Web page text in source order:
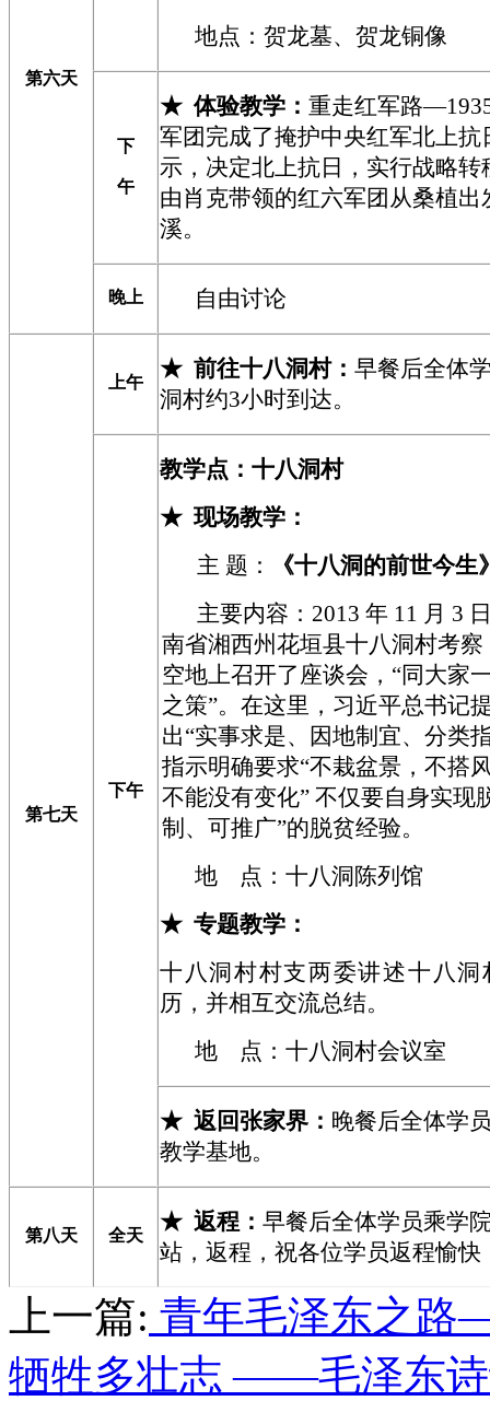
第六天
地点： 贺龙墓、贺龙铜像
下
午
★ 体验教学： 重走红军路—
军团完成了掩护中央红军北上
示，决定北上抗日，实行战略转
由肖克带领的红六军团从桑植出
溪。
晚上 自由讨论
第七天
上午
★ 前往十八洞村： 早餐后全体
洞村约3小时到达。
下午
教学点： 十八洞村
★ 现场教学 ：
主 题：
《十八洞的前世今生
主要内容： 2013 年 11 月 3
南省湘西州花垣县十八洞村考
空地上召开了座谈会，“同大家
之策”。在这里，习近平总书记
出“实事求是、因地制宜、分类
指示明确要求“不栽盆景，不搭
不能没有变化” 不仅要自身实现
制、可推广”的脱贫经验。
地 点：十八洞陈列馆
★ 专题教学 ：
十八洞村村支两委讲述十八
历，并相互交流总结。
地
点：十八洞村会议室
★ 返回张家界： 晚餐后全体学
教学基地。
第八天 全天
★ 返程： 早餐后全体学员乘学
站，返程，祝各位学员返程愉快
上一篇: 青年毛泽东之路
牺牲多壮志 ——毛泽东